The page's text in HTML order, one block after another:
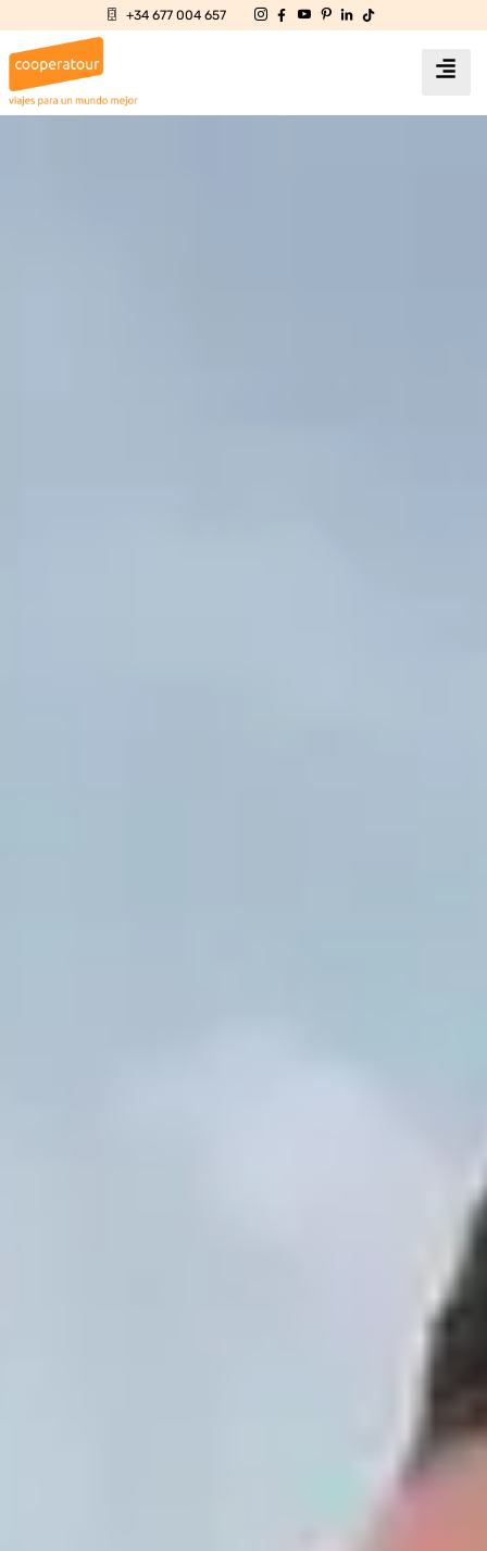
+34 677 004 657